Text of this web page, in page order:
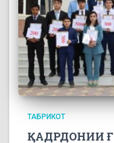
ТАБРИКОТ
ҚАДРДОНИИ